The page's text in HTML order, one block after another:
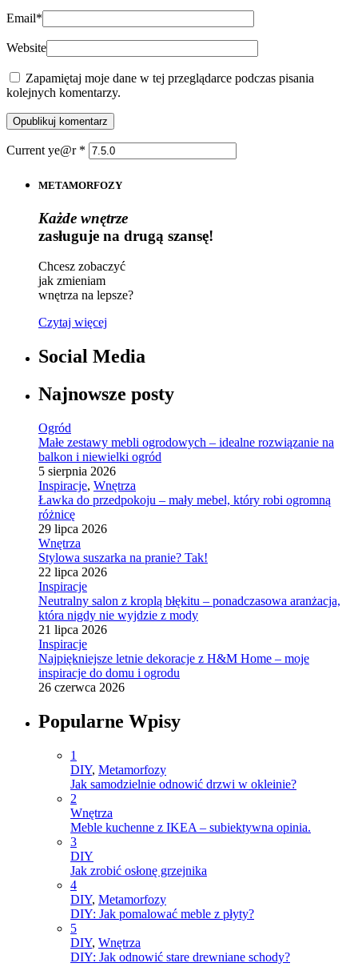
Email*
Website
Zapamiętaj moje dane w tej przeglądarce podczas pisania
kolejnych komentarzy.
Current ye@r *
METAMORFOZY
Każde wnętrze
zasługuje na drugą szansę!
Chcesz zobaczyć
jak zmieniam
wnętrza na lepsze?
Czytaj więcej
Social Media
Najnowsze posty
Ogród
Małe zestawy mebli ogrodowych – idealne rozwiązanie na
balkon i niewielki ogród
5 sierpnia 2026
Inspiracje, Wnętrza
Ławka do przedpokoju – mały mebel, który robi ogromną
różnicę
29 lipca 2026
Wnętrza
Stylowa suszarka na pranie? Tak!
22 lipca 2026
Inspiracje
Neutralny salon z kroplą błękitu – ponadczasowa aranżacja,
która nigdy nie wyjdzie z mody
21 lipca 2026
Inspiracje
Najpiękniejsze letnie dekoracje z H&M Home – moje
inspiracje do domu i ogrodu
26 czerwca 2026
Popularne Wpisy
1
DIY, Metamorfozy
Jak samodzielnie odnowić drzwi w okleinie?
2
Wnętrza
Meble kuchenne z IKEA – subiektywna opinia.
3
DIY
Jak zrobić osłonę grzejnika
4
DIY, Metamorfozy
DIY: Jak pomalować meble z płyty?
5
DIY, Wnętrza
DIY: Jak odnowić stare drewniane schody?